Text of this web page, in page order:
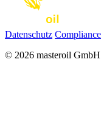
Datenschutz Compliance
© 2026 masteroil